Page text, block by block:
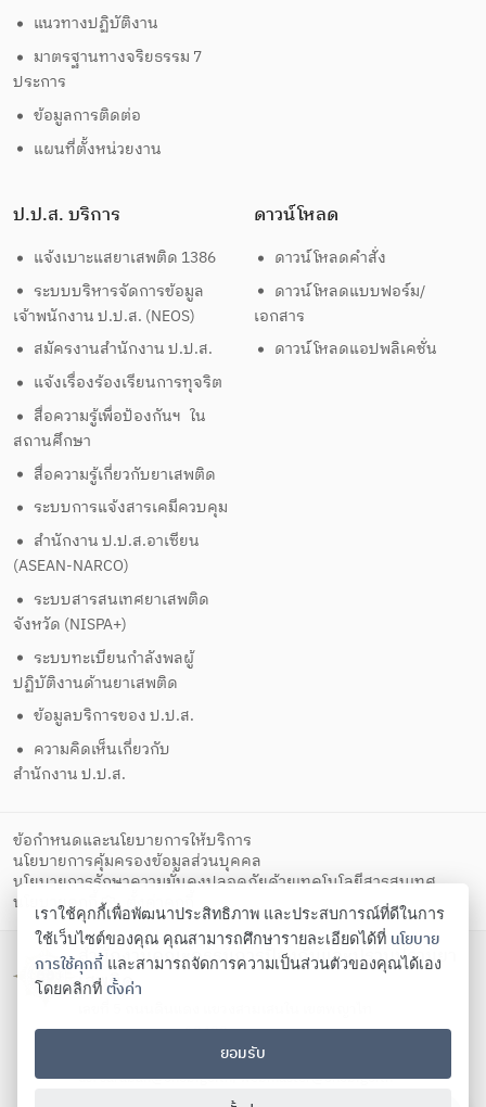
แนวทางปฏิบัติงาน
มาตรฐานทางจริยธรรม 7
ประการ
ข้อมูลการติดต่อ
แผนที่ตั้งหน่วยงาน
ป.ป.ส. บริการ
แจ้งเบาะแสยาเสพติด 1386
ระบบบริหารจัดการข้อมูล
เจ้าพนักงาน ป.ป.ส. (NEOS)
สมัครงานสำนักงาน ป.ป.ส.
แจ้งเรื่องร้องเรียนการทุจริต
สื่อความรู้เพื่อป้องกันฯ ใน
สถานศึกษา
สื่อความรู้เกี่ยวกับยาเสพติด
ระบบการแจ้งสารเคมีควบคุม
สำนักงาน ป.ป.ส.อาเซียน
(ASEAN-NARCO)
ระบบสารสนเทศยาเสพติด
จังหวัด (NISPA+)
ระบบทะเบียนกำลังพลผู้
ปฏิบัติงานด้านยาเสพติด
ข้อมูลบริการของ ป.ป.ส.
ความคิดเห็นเกี่ยวกับ
สำนักงาน ป.ป.ส.
ดาวน์โหลด
ดาวน์โหลดคำสั่ง
ดาวน์โหลดแบบฟอร์ม/
เอกสาร
ดาวน์โหลดแอปพลิเคชั่น
ข้อกำหนดและนโยบายการให้บริการ
นโยบายการคุ้มครองข้อมูลส่วนบุคคล
นโยบายการรักษาความมั่นคงปลอดภัยด้วยเทคโนโลยีสารสนเทศ
นโยบายคุกกี้
ตั้งค่าคุกกี้
สำนักงานคณะกรรมการป้องกันและปราบปรามยา
เสพติด
กรุงเทพมหานคร 10400
โทรศัพท์ 02-247-0901-19 โทรสาร 02-245-9350 Contact
us:saraban@oncb.go.th,webmaster@oncb.go.th
เราใช้คุกกี้เพื่อพัฒนาประสิทธิภาพ และประสบการณ์ที่ดีในการ
ใช้เว็บไซต์ของคุณ คุณสามารถศึกษารายละเอียดได้ที่ นโยบาย
การใช้คุกกี้และสามารถจัดการความเป็นส่วนตัวของคุณได้เอง
โดยคลิกที่ ตั้งค่า
ยอมรับ